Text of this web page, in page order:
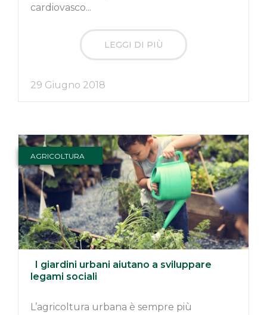
cardiovasco...
LEGGI DI PIÙ
29 Giugno 2018
AGRICOLTURA
I giardini urbani aiutano a sviluppare
legami sociali
L’agricoltura urbana è sempre più